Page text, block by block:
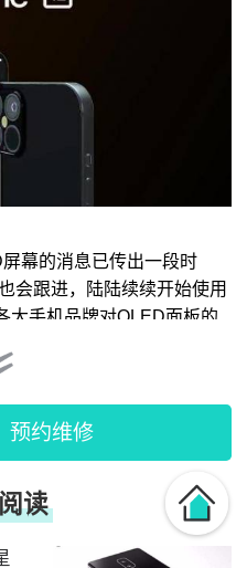
幕的消息已传出一段时
会跟进，陆陆续续开始使用
大手机品牌对OLED面板的
面板方面的支出将达到
面的支出中将占到30%。
果的是三星，DSCC预计三
元，占全球的27%。
预约维修